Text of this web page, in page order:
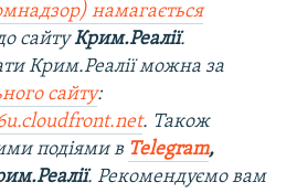
намагається
сайтуКрим.Реалії.
Крим.Реалії можна за
сайту:
. Також
подіями в Telegram,
. Рекомендуємо вам